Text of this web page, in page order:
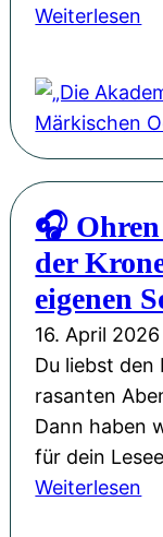
r
o
w
“
R
o
n
C
a
r
o
w
Weiterlesen
i
e
a
d
e
m
K
🎧
der
eigenen
16. April 2026
Du liebst
rasanten
Dann haben
für dein
Weiterlesen